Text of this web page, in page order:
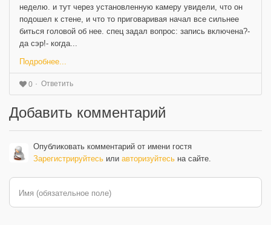
неделю. и тут через установленную камеру увидели, что он
подошел к стене, и что то приговаривая начал все сильнее
биться головой об нее. спец задал вопрос: запись включена?-
да сэр!- когда...
Подробнее...
0 Ответить
Добавить комментарий
Опубликовать комментарий от имени гостя
Зарегистрируйтесь или авторизуйтесь на сайте.
Имя (обязательное поле)